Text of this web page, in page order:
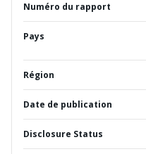
Numéro du rapport
Pays
Région
Date de publication
Disclosure Status